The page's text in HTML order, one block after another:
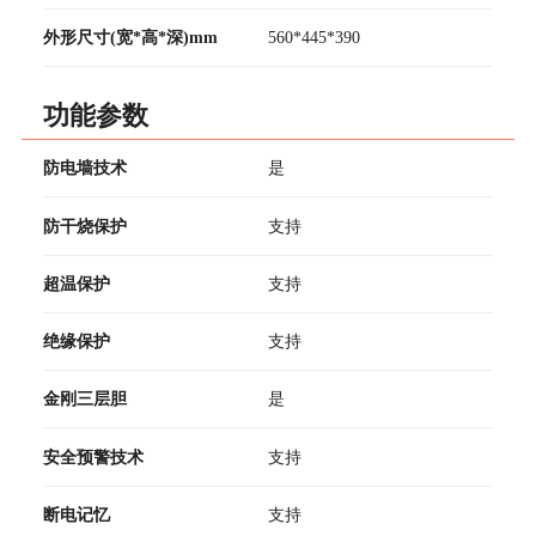
外形尺寸(宽*高*深)mm 560*445*390
功能参数
防电墙技术 是
防干烧保护 支持
超温保护 支持
绝缘保护 支持
金刚三层胆 是
安全预警技术 支持
断电记忆 支持